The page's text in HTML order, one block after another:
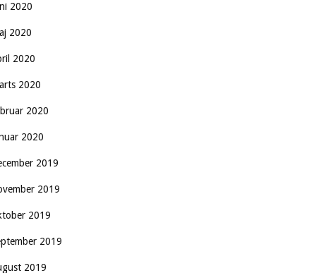
2020
2020
2020
2020
2020
2020
2019
2019
2019
2019
2019